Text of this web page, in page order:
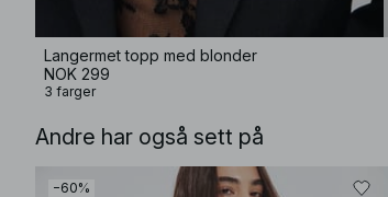
Langermet topp med blonder
NOK 299
3 farger
Andre har også sett på
−60%